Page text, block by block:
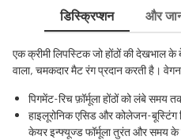
डिस्क्रिप्शन और
एक क्रीमी लिपस्टिक जो होंठों की
वाला, चमकदार मैट रंग प्रदान करती है।
पिगमेंट-रिच फ़ॉर्मूला होंठों को लंबे
हाइलूरोनिक एसिड और कोलेजन-बूस्टिंग
केयर इन्फ्यूज्ड फॉर्मूला तुरंत और समय के